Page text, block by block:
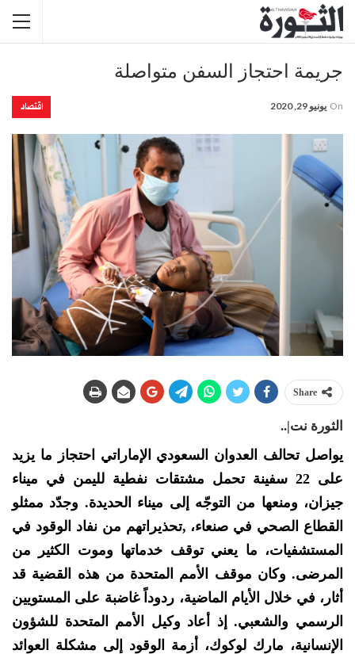
جريمة احتجاز السفن متواصلة
اقتصاد On يونيو 29, 2020
Share
الثورة نت|..
يواصل تحالف العدوان السعودي الإماراتي احتجاز ما يزيد
على 22 سفينة تحمل مشتقات نفطية لليمن في ميناء
جيزان، ومنعها من التوجّه إلى ميناء الحديدة. وجدّد ممثلو
القطاع الصحي في صنعاء، ,تحذيراتهم من نفاد الوقود في
المستشفيات، ما يعني توقف خدماتها وموت الكثير من
المرضى. وكان موقف الأمم المتحدة من هذه القضية قد
أثار، في خلال الأيام الماضية، ردوداً غاضبة على المستويين
الرسمي والشعبي. إذ أعاد وكيل الأمم المتحدة للشؤون
الإنسانية، مارك لوكوك، أزمة الوقود إلى مشكلة العوائد